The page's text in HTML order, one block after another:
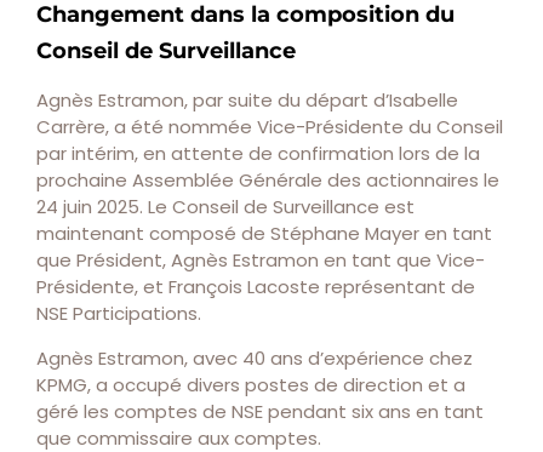
Changement dans la composition du
Conseil de Surveillance
Agnès Estramon, par suite du départ d’Isabelle
Carrère, a été nommée Vice-Présidente du Conseil
par intérim, en attente de confirmation lors de la
prochaine Assemblée Générale des actionnaires le
24 juin 2025. Le Conseil de Surveillance est
maintenant composé de Stéphane Mayer en tant
que Président, Agnès Estramon en tant que Vice-
Présidente, et François Lacoste représentant de
NSE Participations.
Agnès Estramon, avec 40 ans d’expérience chez
KPMG, a occupé divers postes de direction et a
géré les comptes de NSE pendant six ans en tant
que commissaire aux comptes.